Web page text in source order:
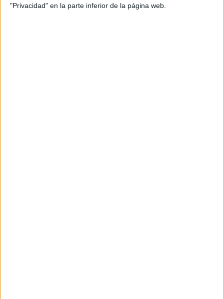
"Privacidad" en la parte inferior de la página web.